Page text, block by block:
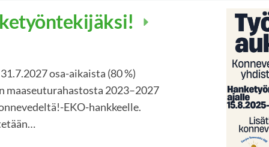
osa-aikaista (80 %)
maaseuturahastosta 2023–2027
EKO-hankkeelle.